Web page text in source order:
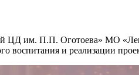
ЦД им. П.П. Оготоева» МО
воспитания и реализации